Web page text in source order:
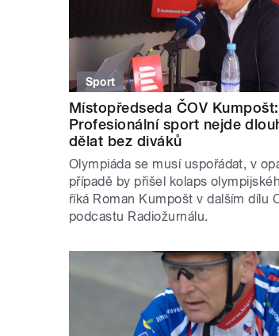
Sport
Místopředseda ČOV Kumpošt:
Profesionální sport nejde
dělat bez diváků
Olympiáda se musí uspořádat, v
případě by přišel kolaps
říká Roman Kumpošt v dalším dílu
podcastu Radiožurnálu.